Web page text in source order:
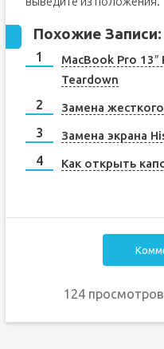
Похожие Записи:
MacBook Pro 13″
Teardown
Замена
Замена экрана
Как открыть
124 просмотров